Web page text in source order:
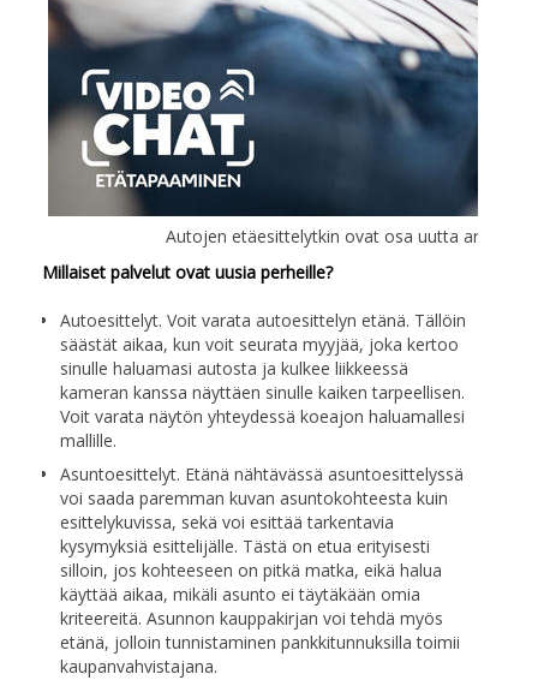
Autojen etäesittelytkin ovat osa uutta
Millaiset palvelut ovat uusia perheille?
Autoesittelyt. Voit varata autoesittelyn etänä. Tällöin
säästät aikaa, kun voit seurata myyjää, joka kertoo
sinulle haluamasi autosta ja kulkee liikkeessä
kameran kanssa näyttäen sinulle kaiken tarpeellisen.
Voit varata näytön yhteydessä koeajon haluamallesi
mallille.
Asuntoesittelyt. Etänä nähtävässä asuntoesittelyssä
voi saada paremman kuvan asuntokohteesta kuin
esittelykuvissa, sekä voi esittää tarkentavia
kysymyksiä esittelijälle. Tästä on etua erityisesti
silloin, jos kohteeseen on pitkä matka, eikä halua
käyttää aikaa, mikäli asunto ei täytäkään omia
kriteereitä. Asunnon kauppakirjan voi tehdä myös
etänä, jolloin tunnistaminen pankkitunnuksilla toimii
kaupanvahvistajana.